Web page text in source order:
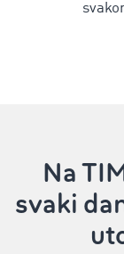
Na
svaki